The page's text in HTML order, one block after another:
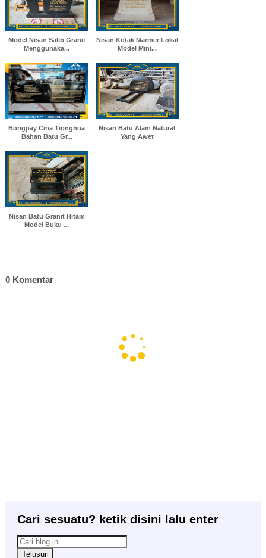
Model Nisan Salib Granit
Menggunaka...
Nisan Kotak Marmer Lokal
Model Mini...
Bongpay Cina Tionghoa
Bahan Batu Gr...
Nisan Batu Alam Natural
Yang Awet
Nisan Batu Granit Hitam
Model Buku ...
0 Komentar
Cari sesuatu? ketik disini lalu enter